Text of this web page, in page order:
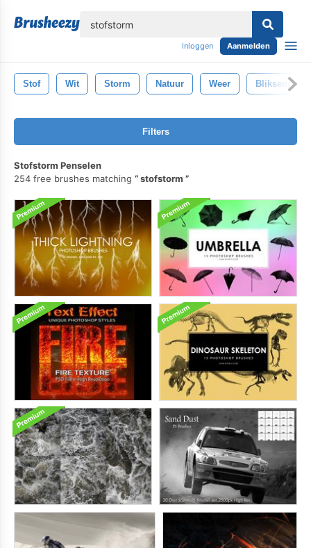
Inloggen Aanmelden
Stof Wit Storm Natuur Weer Bliksem
Filters
Stofstorm Penselen
254 free brushes matching
stofstorm